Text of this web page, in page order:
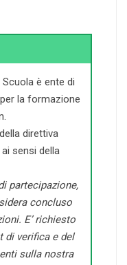
è ente di
la formazione
direttiva
sensi della
partecipazione,
concluso
E’ richiesto
di verifica e del
sulla nostra